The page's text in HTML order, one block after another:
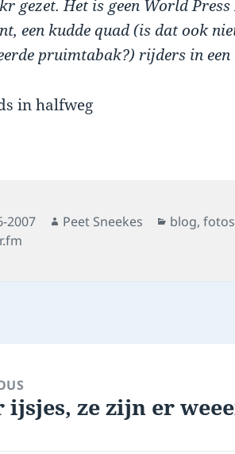
gezet. Het is geen World
een kudde quad (is dat ook
pruimtabak?) rijders in
2007 Author
Peet Sneekes Categories
blog,fotos
ijsjes, ze zijn er